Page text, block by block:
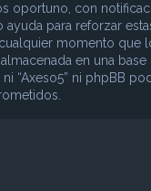
oportuno, con
para reforzar
momento que
en una
“Axeso5” ni phpBB